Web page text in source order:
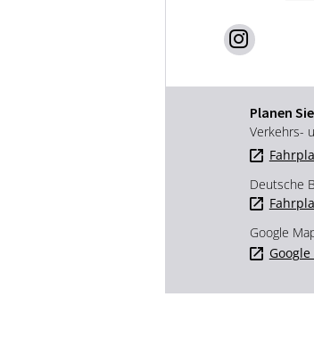
Planen
Verkehrs-
Deutsche
Google